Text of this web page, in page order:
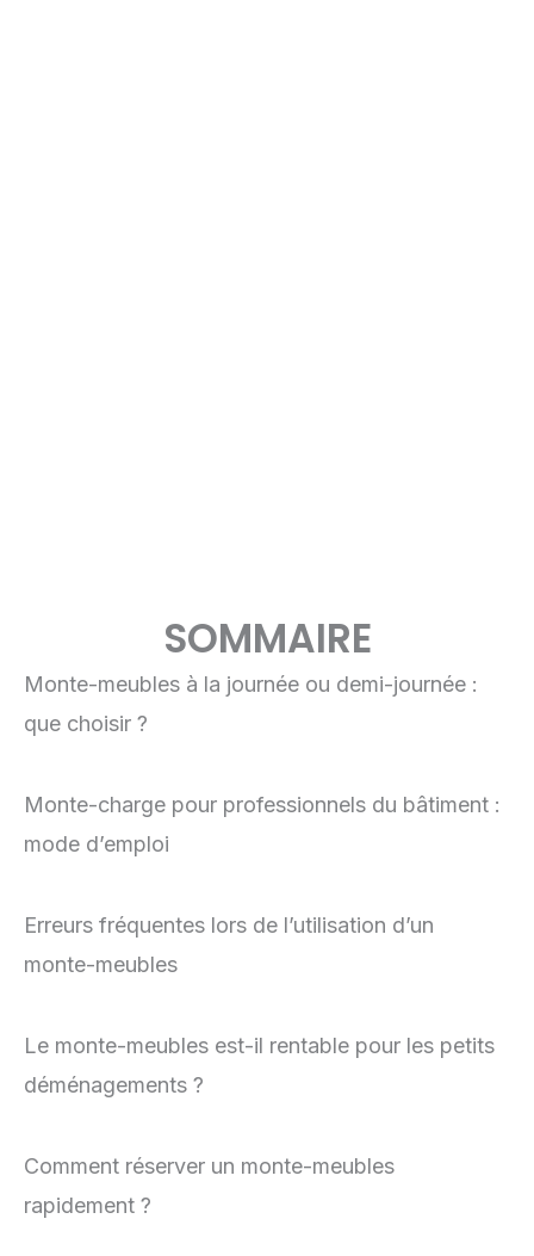
SOMMAIRE
Monte-meubles à la journée ou demi-journée :
que choisir ?
Monte-charge pour professionnels du bâtiment :
mode d’emploi
Erreurs fréquentes lors de l’utilisation d’un
monte-meubles
Le monte-meubles est-il rentable pour les petits
déménagements ?
Comment réserver un monte-meubles
rapidement ?